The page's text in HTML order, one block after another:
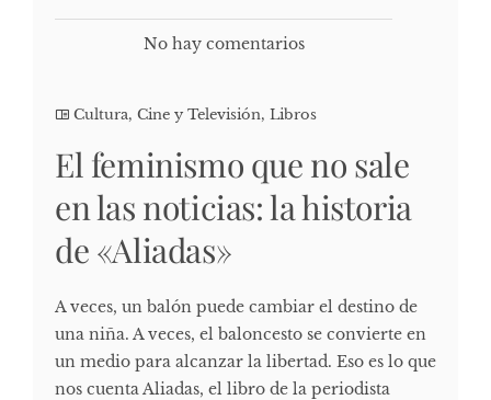
No hay comentarios
Cultura, Cine y Televisión, Libros
El feminismo que no sale
en las noticias: la historia
de «Aliadas»
A veces, un balón puede cambiar el destino de
una niña. A veces, el baloncesto se convierte en
un medio para alcanzar la libertad. Eso es lo que
nos cuenta Aliadas, el libro de la periodista